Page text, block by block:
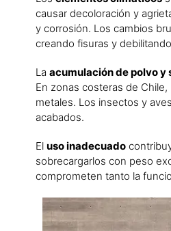
causar decoloración y
y corrosión. Los cambios
creando fisuras y
Laacumulación de polvo y
En zonas costeras de
metales. Los insectos y
acabados.
Eluso inadecuado
sobrecargarlos con peso
comprometen tanto la